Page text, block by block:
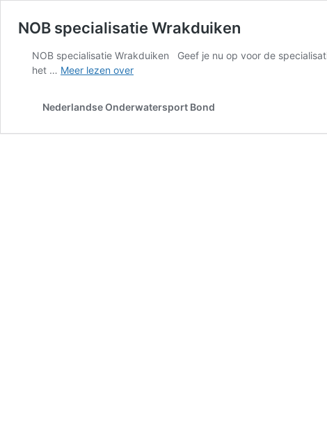
NOB specialisatie Wrakduiken
NOB specialisatie Wrakduiken Geef je nu op voor de
het … Meer lezen overNOB
Nederlandse Onderwatersport Bond